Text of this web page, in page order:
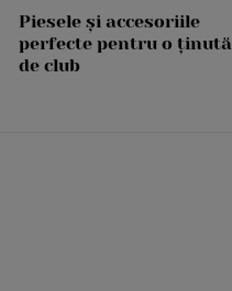
Piesele și accesoriile
perfecte pentru o ținută
de club